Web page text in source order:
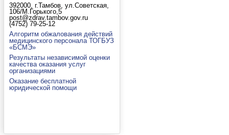
392000, г.Тамбов, ул.Советская,
106/М.Горького,5
post@zdrav.tambov.gov.ru
(4752) 79-25-12
Алгоритм обжалования действий
медицинского персонала ТОГБУЗ
«БСМЭ»
Результаты независимой оценки
качества оказания услуг
организациями
Оказание бесплатной
юридической помощи